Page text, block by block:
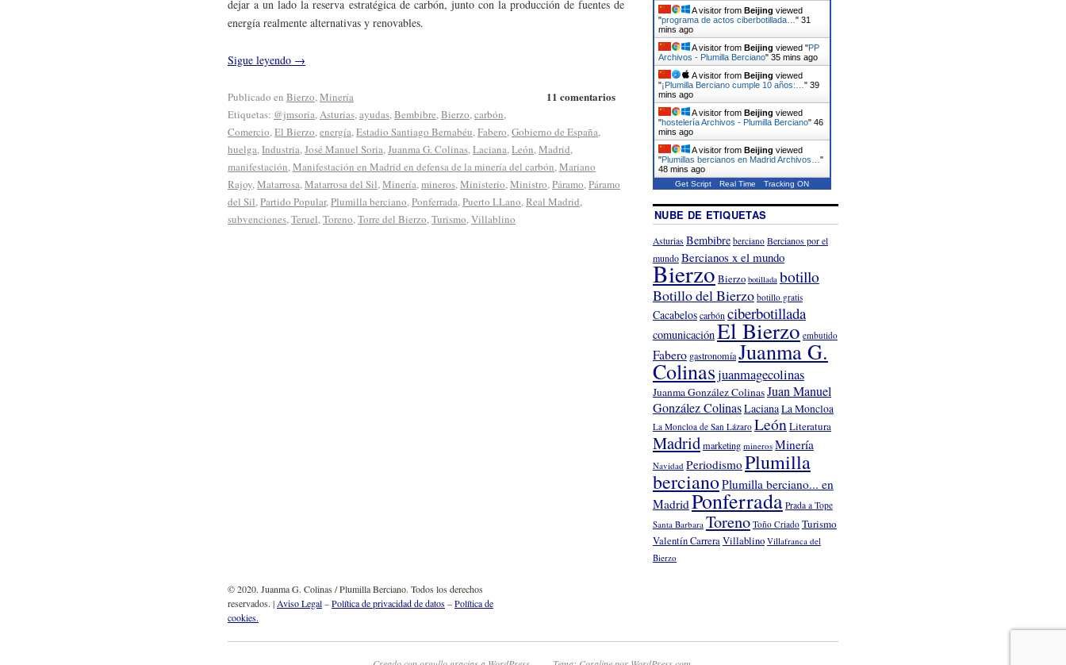
dejar a un lado la reserva estratégica de carbón, junto con la producción de fuentes de
energía realmente alternativas y renovables.
Sigue leyendo →
11 comentarios
Publicado en Bierzo,Minería
Etiquetas: @jmsoria,Asturias,ayudas,Bembibre,Bierzo,carbón,
Comercio,El Bierzo,energía,Estadio Santiago Bernabéu,Fabero,Gobierno de España,
huelga,Industria,José Manuel Soria,Juanma G. Colinas,Laciana,León,Madrid,
manifestación,Manifestación en Madrid en defensa de la minería del carbón,Mariano
Rajoy,Matarrosa,Matarrosa del Sil,Minería,mineros,Ministerio,Ministro,Páramo,Páramo
del Sil,Partido Popular,Plumilla berciano,Ponferrada,Puerto LLano,Real Madrid,
subvenciones,Teruel,Toreno,Torre del Bierzo,Turismo,Villablino
A visitor from Beijing viewed
"programa de actos ciberbotillada… " 31
mins ago
A visitor from Beijing viewed "PP
Archivos - Plumilla Berciano" 35 mins ago
A visitor from Beijing viewed
"¡Plumilla Berciano cumple 10 años:… " 39
mins ago
A visitor from Beijing viewed
"hostelería Archivos - Plumilla Berciano" 46
mins ago
A visitor from Beijing viewed
"Plumillas bercianos en Madrid Archivos… "
48 mins ago
Get Script Real Time Tracking ON
NUBE DE ETIQUETAS
Asturias Bembibre berciano Bercianos por el
mundoBercianos x el mundo
BierzoBierzo botillada botillo
Botillo del Bierzo botillo gratis
Cacabeloscarbón ciberbotillada
comunicaciónEl Bierzo embutido
Fabero gastronomíaJuanma G.
Colinasjuanmagecolinas
Juanma González ColinasJuan Manuel
González ColinasLacianaLa Moncloa
La Moncloa de San Lázaro LeónLiteratura
Madridmarketing mineros Minería
Navidad PeriodismoPlumilla
bercianoPlumilla berciano... en
MadridPonferrada Prada a Tope
Santa Barbara Toreno Toño Criado Turismo
Valentín CarreraVillablino Villafranca del
Bierzo
© 2020. Juanma G. Colinas / Plumilla Berciano. Todos los derechos
reservados. |Aviso Legal–Política de privacidad de datos–Política de
cookies.